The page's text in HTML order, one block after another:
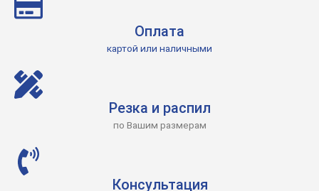
Оплата
картой или наличными
Резка и распил
по Вашим размерам
Консультация